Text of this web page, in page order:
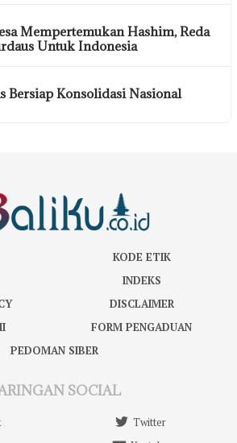
Mempertemukan Hashim, Reda
Untuk Indonesia
Bersiap Konsolidasi Nasional
KODE ETIK
INDEKS
DISCLAIMER
FORM PENGADUAN
PEDOMAN SIBER
SOCIAL
Twitter